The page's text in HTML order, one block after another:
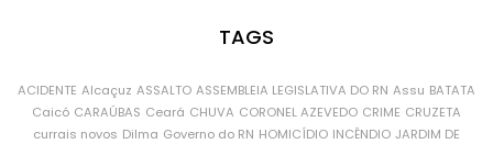
TAGS
ACIDENTE Alcaçuz ASSALTO ASSEMBLEIA LEGISLATIVA DO RN Assu BATATA
Caicó CARAÚBAS Ceará CHUVA CORONEL AZEVEDO CRIME CRUZETA
currais novos Dilma Governo do RN HOMICÍDIO INCÊNDIO JARDIM DE